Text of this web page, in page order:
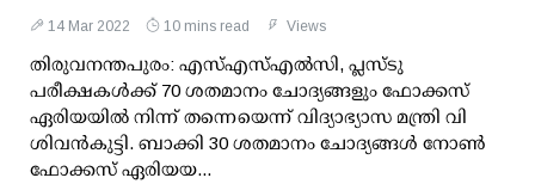
14 Mar 2022 10 mins read Views
തിരുവനന്തപുരം: എസ്എസ്എല്‍സി, പ്ലസ്ടു
പരീക്ഷകള്‍ക്ക് 70 ശതമാനം ചോദ്യങ്ങളും ഫോക്കസ്
ഏരിയയില്‍ നിന്ന് തന്നെയെന്ന് വിദ്യാഭ്യാസ മന്ത്രി വി
ശിവന്‍കുട്ടി. ബാക്കി 30 ശതമാനം ചോദ്യങ്ങള്‍ നോണ്‍
ഫോക്കസ് ഏരിയയ...